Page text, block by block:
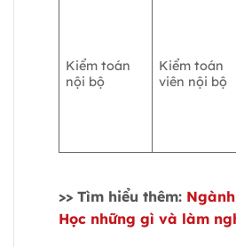
Kiểm toán
nội bộ
Kiểm toán
viên nội bộ
>> Tìm hiểu thêm:
Học những gì và làm